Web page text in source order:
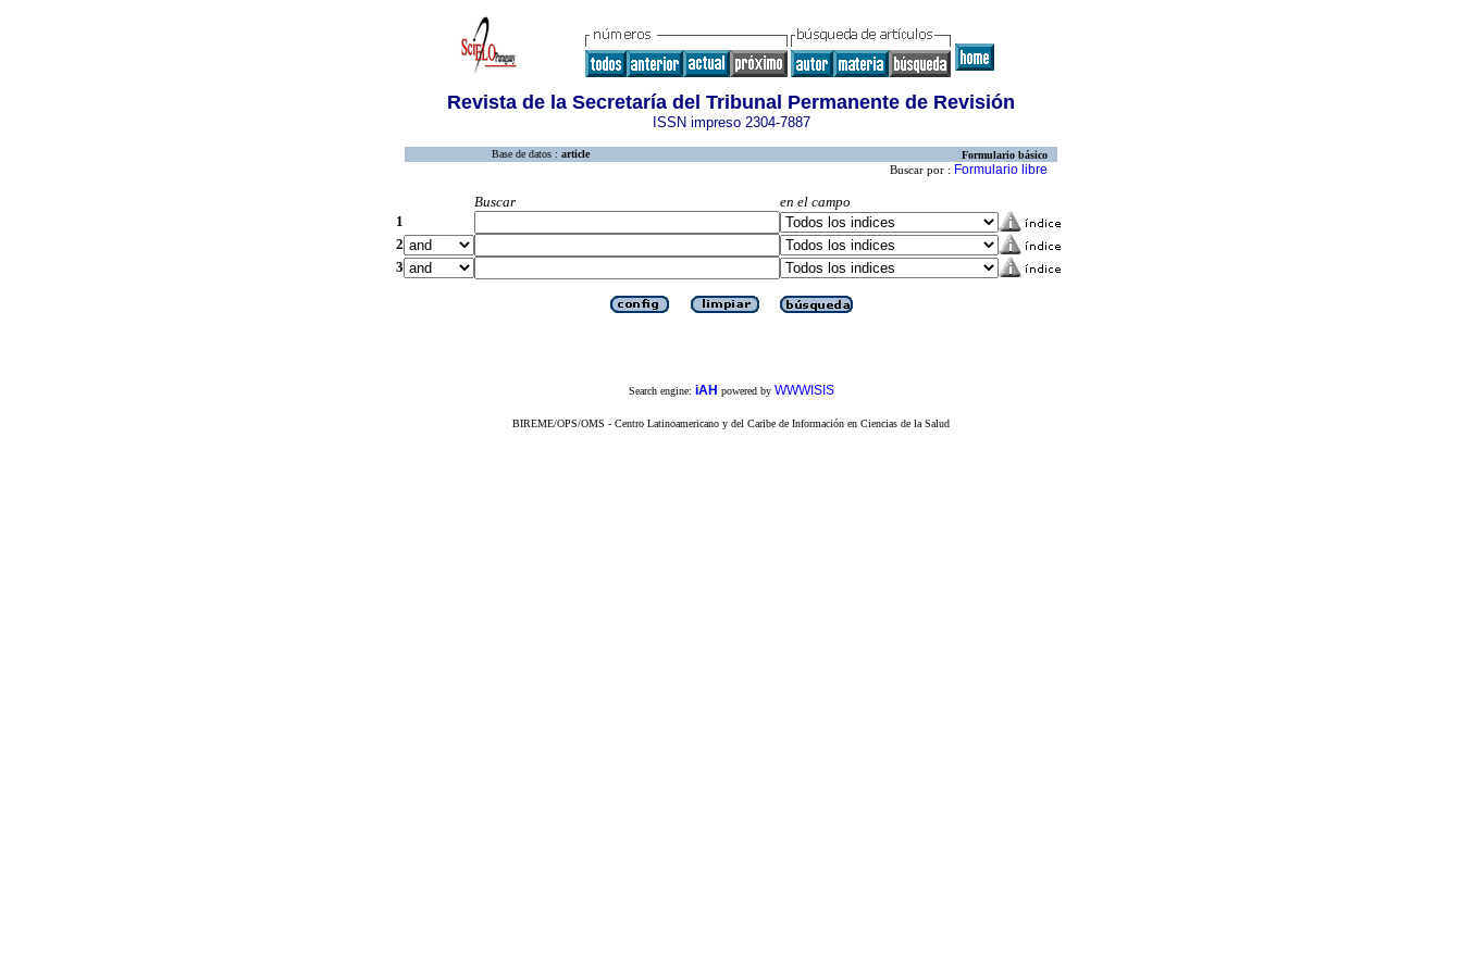
Revista de la Secretaría del Tribunal Permanente de Revisión
ISSN impreso 2304-7887
Base de datos : article Formulario básico
Buscar por : Formulario libre
Buscar
en el campo
1
2
3
Search engine: iAH powered by WWWISIS
BIREME/OPS/OMS - Centro Latinoamericano y del Caribe de Información en Ciencias de la Salud